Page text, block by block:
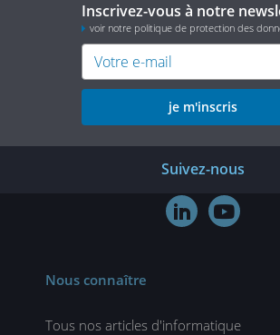
Inscrivez-vous à notre
voir notre politique de protection des
je m'inscris
Suivez-nous
 
Nous connaître
Tous nos articles d'informatique